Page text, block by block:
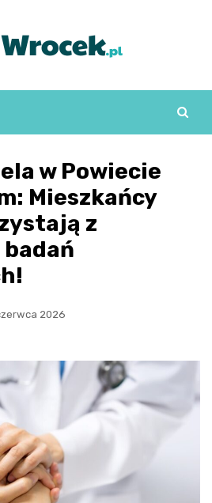
w Powiecie
Mieszkańcy
z
2026